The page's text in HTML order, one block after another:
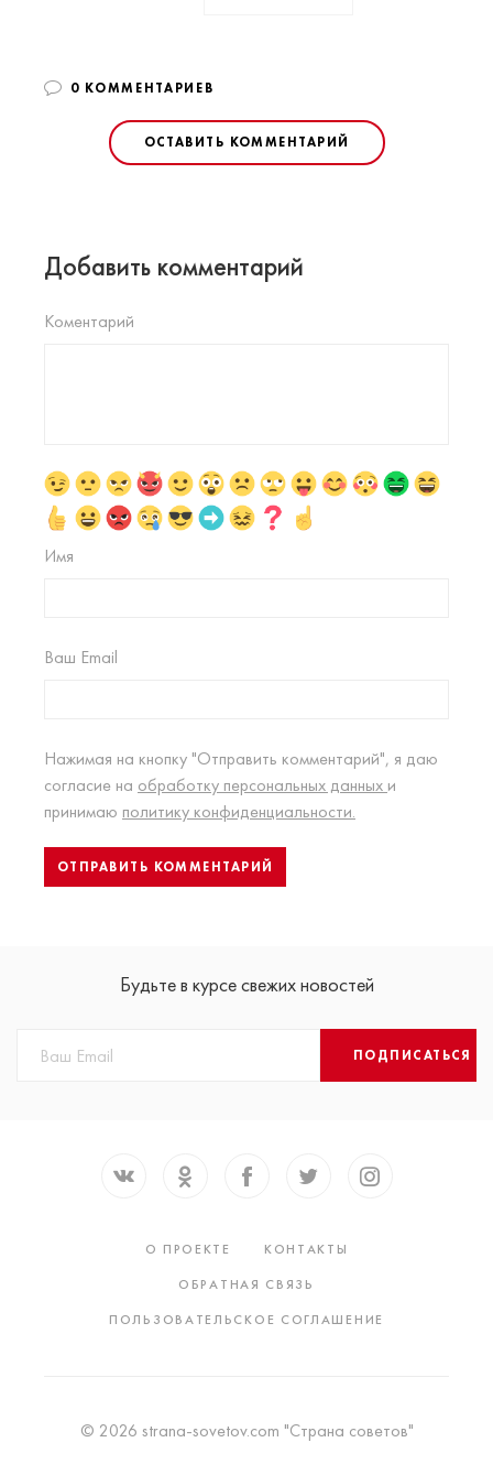
0 КОММЕНТАРИЕВ
ОСТАВИТЬ КОММЕНТАРИЙ
Добавить комментарий
Коментарий
Имя
Ваш Email
Нажимая на кнопку "Отправить комментарий", я даю
согласие на обработку персональных данных и
принимаю политику конфиденциальности.
Будьте в курсе свежих новостей
ПОДПИСАТЬСЯ
О ПРОЕКТЕ
КОНТАКТЫ
ОБРАТНАЯ СВЯЗЬ
ПОЛЬЗОВАТЕЛЬСКОЕ СОГЛАШЕНИЕ
© 2026 strana-sovetov.com "Страна советов"